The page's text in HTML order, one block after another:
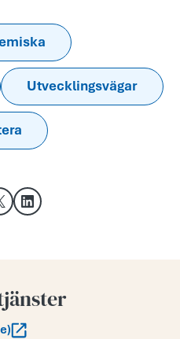
Utvecklingsvägar
Facebook
på X
Dela på LinkedIn